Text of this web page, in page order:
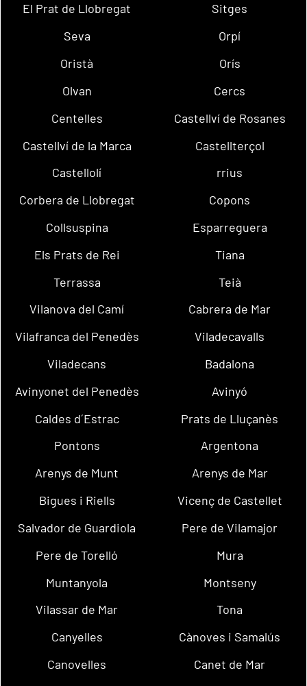
El Prat de Llobregat
Sitges
Seva
Orpí
Oristà
Orís
Olvan
Cercs
Centelles
Castellví de Rosanes
Castellví de la Marca
Castellterçol
Castellolí
rrius
Corbera de Llobregat
Copons
Collsuspina
Esparreguera
Els Prats de Rei
Tiana
Terrassa
Teià
Vilanova del Camí
Cabrera de Mar
Vilafranca del Penedès
Viladecavalls
Viladecans
Badalona
Avinyonet del Penedès
Avinyó
Caldes d´Estrac
Prats de Lluçanès
Pontons
Argentona
Arenys de Munt
Arenys de Mar
Bigues i Riells
Vicenç de Castellet
Salvador de Guardiola
Pere de Vilamajor
Pere de Torelló
Mura
Muntanyola
Montseny
Vilassar de Mar
Tona
Canyelles
Cànoves i Samalús
Canovelles
Canet de Mar